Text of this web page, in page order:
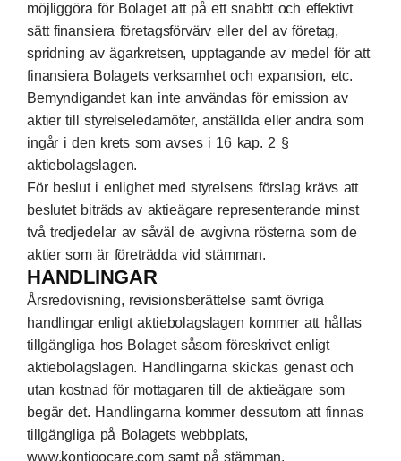
möjliggöra för Bolaget att på ett snabbt och effektivt
sätt finansiera företagsförvärv eller del av företag,
spridning av ägarkretsen, upptagande av medel för att
finansiera Bolagets verksamhet och expansion, etc.
Bemyndigandet kan inte användas för emission av
aktier till styrelseledamöter, anställda eller andra som
ingår i den krets som avses i 16 kap. 2 §
aktiebolagslagen.
För beslut i enlighet med styrelsens förslag krävs att
beslutet biträds av aktieägare representerande minst
två tredjedelar av såväl de avgivna rösterna som de
aktier som är företrädda vid stämman.
HANDLINGAR
Årsredovisning, revisionsberättelse samt övriga
handlingar enligt aktiebolagslagen kommer att hållas
tillgängliga hos Bolaget såsom föreskrivet enligt
aktiebolagslagen. Handlingarna skickas genast och
utan kostnad för mottagaren till de aktieägare som
begär det. Handlingarna kommer dessutom att finnas
tillgängliga på Bolagets webbplats,
www.kontigocare.com samt på stämman.